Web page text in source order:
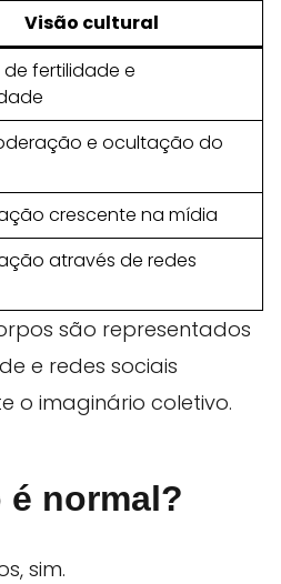
Visão cultural
fertilidade e
e ocultação do
crescente na mídia
através de redes
são representados
e redes sociais
o imaginário coletivo.
normal?
sim.